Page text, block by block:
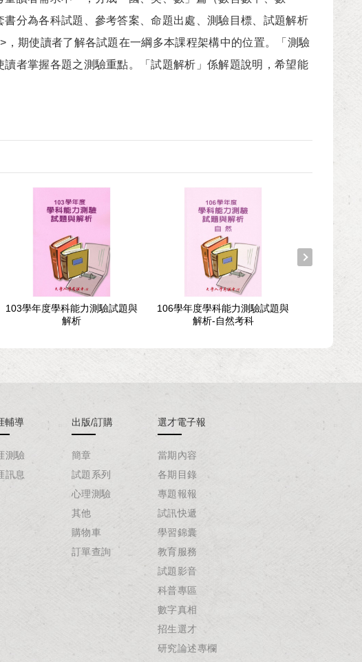
分為各科試題、參考答案、命題出處、測驗目標、試題解析
期使讀者了解各試題在一綱多本課程架構中的位置。「測驗
者掌握各題之測驗重點。「試題解析」係解題說明，希望能
103學年度學科能力測驗試題與
解析
106學年度學科能力測驗試題與
解析-自然考科
輔導
測驗
訊息
出版/訂購
簡章
試題系列
心理測驗
其他
購物車
訂單查詢
選才電子報
當期內容
各期目錄
專題報報
試訊快遞
學習錦囊
教育服務
試題影音
科普專區
數字真相
招生選才
研究論述專欄